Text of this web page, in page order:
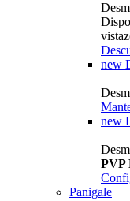
new
new
PVP
Panigale